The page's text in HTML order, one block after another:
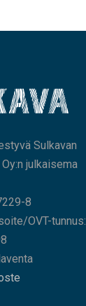
Sulkavan
julkaisema
8
OVT-tunnus: